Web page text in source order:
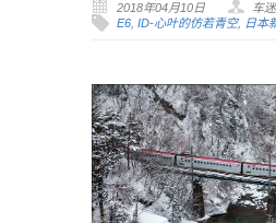
2018年04月10日
车
E6, ID-心叶的仿若青空, 日本